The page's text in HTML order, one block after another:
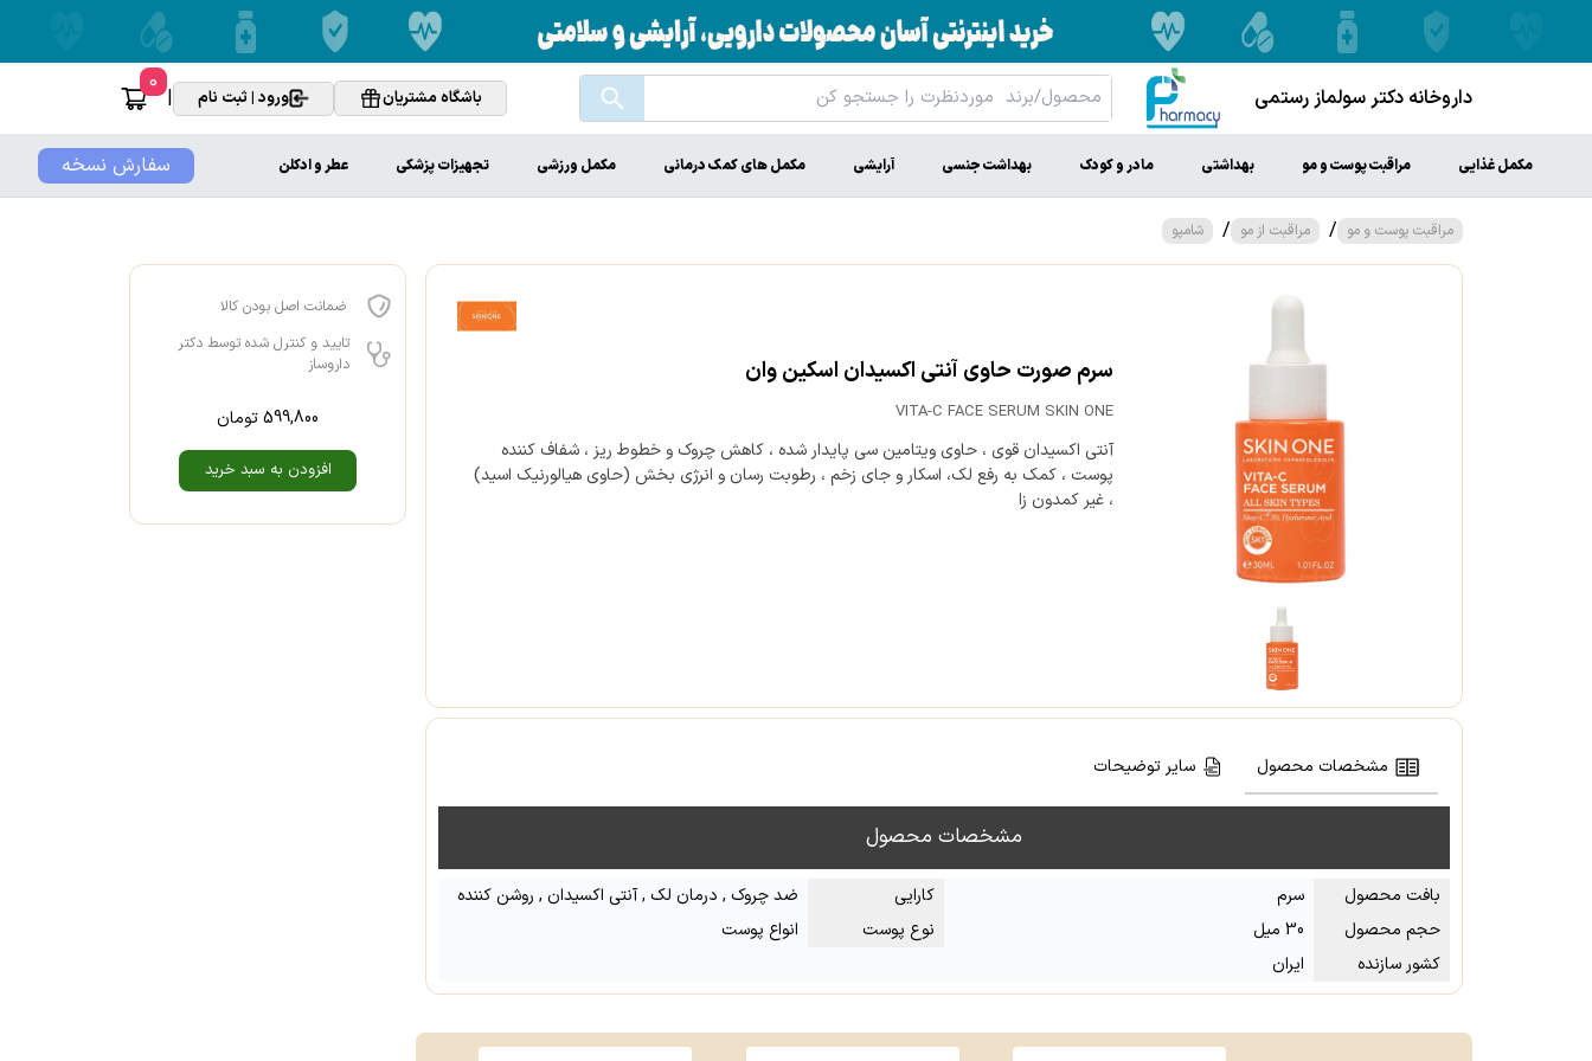
داروخانه دکتر سولماز رستمی باشگاه مشتریان ورود | ثبت نام |
0
سفارش نسخه مکمل غذایی مراقبت پوست و مو بهداشتی مادر و کودک بهداشت جنسی آرایشی مکمل های کمک درمانی مکمل ورزشی تجهیزات پزشکی عطر و ادکلن
مراقبت پوست و مو / مراقبت از مو / شامپو
سرم صورت حاوی آنتی اکسیدان اسکین وان
VITA-C FACE SERUM SKIN ONE
آنتی اکسیدان قوی ، حاوی ویتامین سی پایدار شده ، کاهش چروک و خطوط ریز ، شفاف کننده
پوست ، کمک به رفع لک، اسکار و جای زخم ، رطوبت رسان و انرژی بخش (حاوی هیالورنیک اسید)
، غیر کمدون زا
مشخصات محصول سایر توضیحات
مشخصات محصول
بافت محصول سرم کارایی
ضد چروک , درمان لک , آنتی اکسیدان , روشن کننده
حجم محصول
30 میل نوع پوست
انواع پوست
کشور سازنده
ایران
ضمانت اصل بودن کالا
تایید و کنترل شده توسط دکتر
داروساز
599,800تومان
افزودن به سبد خرید